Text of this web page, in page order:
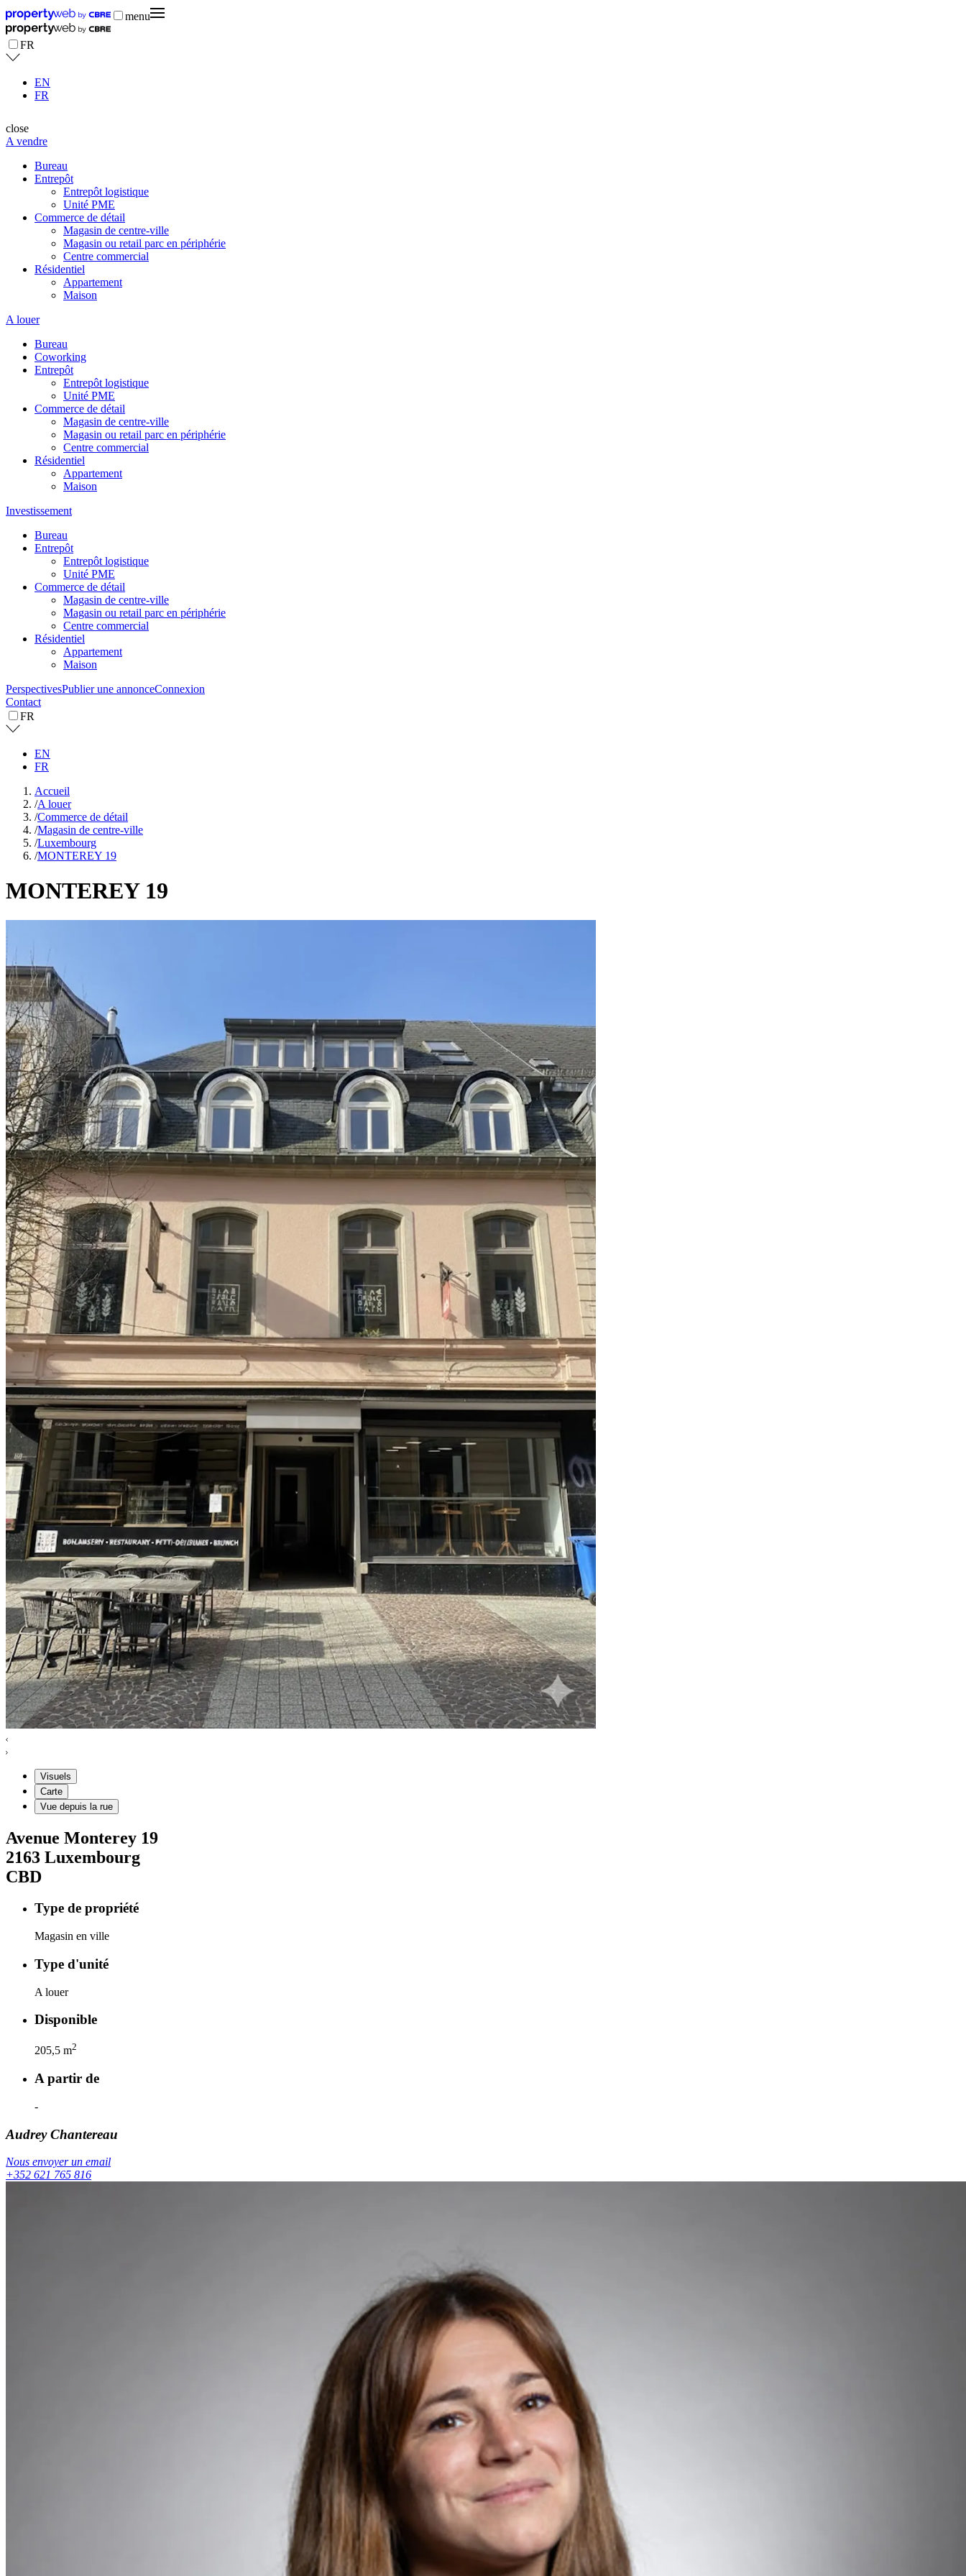
menu
FR
EN
FR
close
A vendre
Bureau
Entrepôt
Entrepôt logistique
Unité PME
Commerce de détail
Magasin de centre-ville
Magasin ou retail parc en périphérie
Centre commercial
Résidentiel
Appartement
Maison
A louer
Bureau
Coworking
Entrepôt
Entrepôt logistique
Unité PME
Commerce de détail
Magasin de centre-ville
Magasin ou retail parc en périphérie
Centre commercial
Résidentiel
Appartement
Maison
Investissement
Bureau
Entrepôt
Entrepôt logistique
Unité PME
Commerce de détail
Magasin de centre-ville
Magasin ou retail parc en périphérie
Centre commercial
Résidentiel
Appartement
Maison
PerspectivesPublier une annonceConnexion
Contact
FR
EN
FR
Accueil
/A louer
/Commerce de détail
/Magasin de centre-ville
/Luxembourg
/MONTEREY 19
MONTEREY 19
Visuels
Carte
Vue depuis la rue
Avenue Monterey 19
2163 Luxembourg
CBD
Type de propriété
Magasin en ville
Type d'unité
A louer
Disponible
205,5 m2
A partir de
-
Audrey Chantereau
Nous envoyer un email
+352 621 765 816